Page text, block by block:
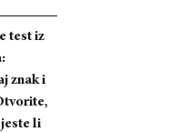
test iz
znak i
li